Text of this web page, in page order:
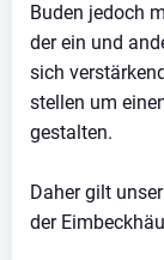
Buden jedoch
der ein und
sich
stellen um
gestalten.
Daher gilt
der